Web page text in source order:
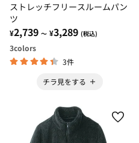
ストレッチフリースルームパン
ツ
¥2,739 ～ ¥3,289 (税込)
3colors
3件
チラ見をする